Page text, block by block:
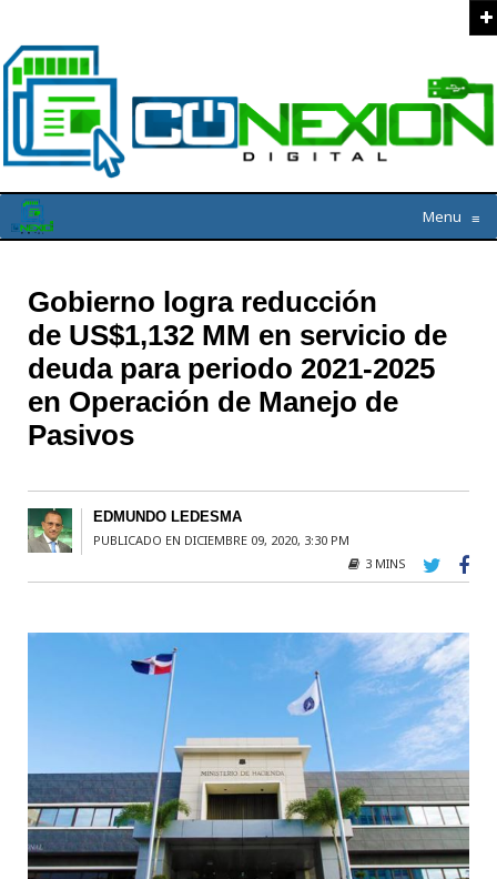
Menu ≡
Gobierno logra reducción
de US$1,132 MM en servicio de
deuda para periodo 2021-2025
en Operación de Manejo de
Pasivos
EDMUNDO LEDESMA
PUBLICADO EN DICIEMBRE 09, 2020, 3:30 PM
3 MINS